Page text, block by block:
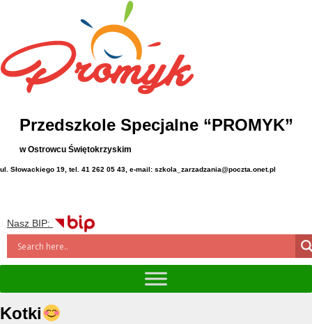
Przedszkole Specjalne “PROMYK”
w Ostrowcu Świętokrzyskim
ul. Słowackiego 19, tel. 41 262 05 43, e-mail: szkola_zarzadzania@poczta.onet.pl
Nasz BIP:
Kotki